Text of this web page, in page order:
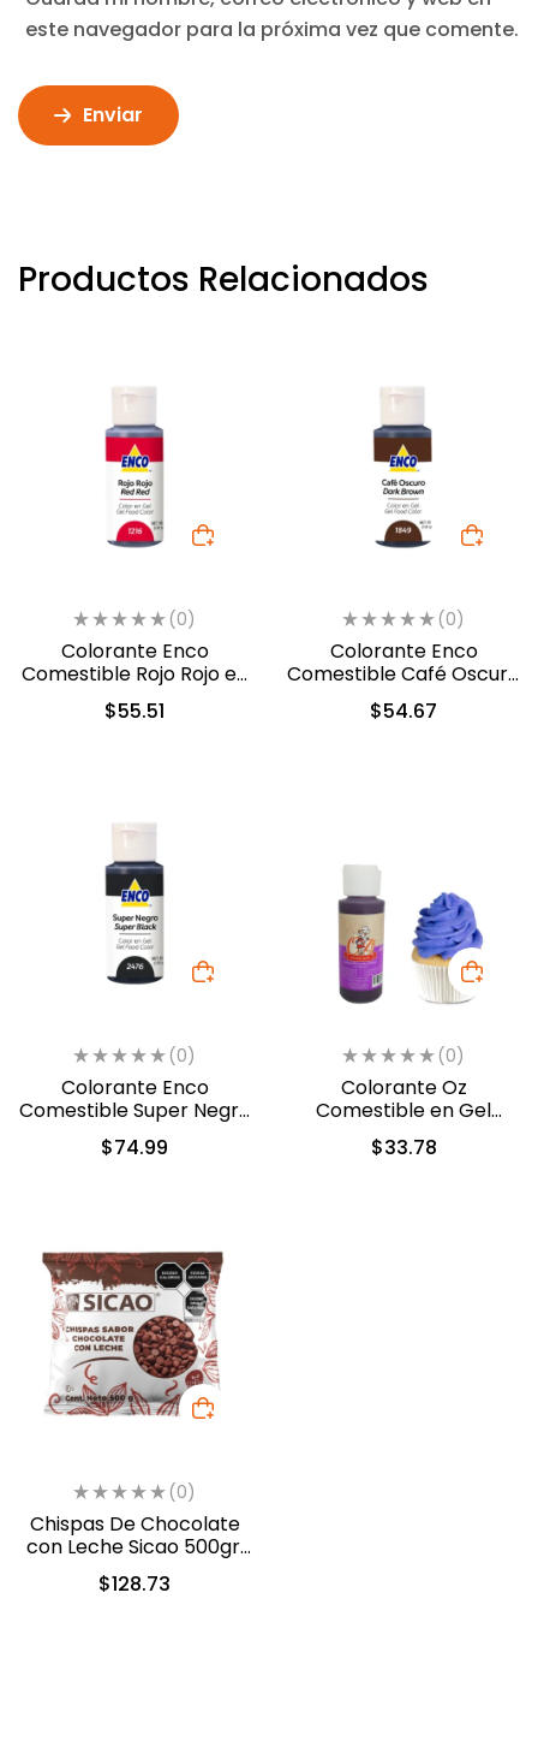
este navegador para la próxima vez que comente.
Enviar
Productos Relacionados
(0)
Colorante Enco
Comestible Rojo Rojo en
Gel 40gr. (1216)
$55.51
(0)
Colorante Enco
Comestible Café Oscuro
en Gel 40gr. (1849)
$54.67
(0)
Colorante Enco
Comestible Super Negro
en Gel 40gr. (2476)
$74.99
(0)
Colorante Oz
Comestible en Gel
Violeta 60ml (5312)
$33.78
(0)
Chispas De Chocolate
con Leche Sicao 500gr.
(2022-A99)
$128.73